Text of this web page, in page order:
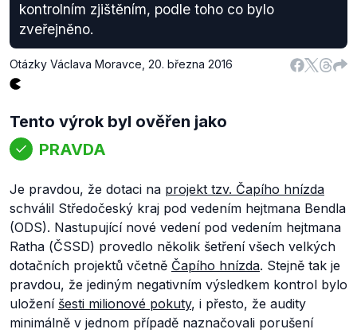
kontrolním zjištěním, podle toho co bylo
zveřejněno.
Otázky Václava Moravce 20. března 2016
Tento výrok byl ověřen jako
PRAVDA
Je pravdou, že dotaci na projekt tzv. Čapího hnízda
schválil Středočeský kraj pod vedením hejtmana Bendla
(ODS). Nastupující nové vedení pod vedením hejtmana
Ratha (ČSSD) provedlo několik šetření všech velkých
dotačních projektů včetně Čapího hnízda. Stejně tak je
pravdou, že jediným negativním výsledkem kontrol bylo
uložení šesti milionové pokuty, i přesto, že audity
minimálně v jednom případě naznačovali porušení